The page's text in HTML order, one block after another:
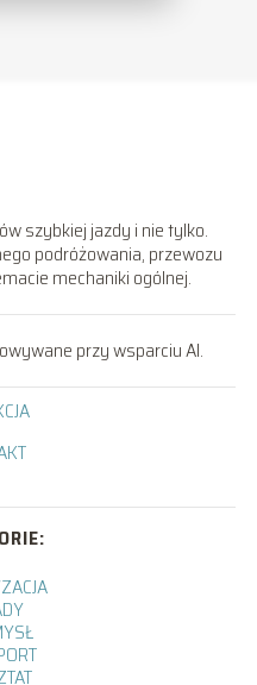
szybkiej jazdy i nie tylko.
podróżowania, przewozu
mechaniki ogólnej.
przy wsparciu AI.